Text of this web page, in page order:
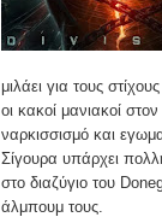
μιλάει για τους
οι κακοί μανιακοί
ναρκισσισμό και
Σίγουρα υπάρχει
στο διαζύγιο του
άλμπουμ τους.